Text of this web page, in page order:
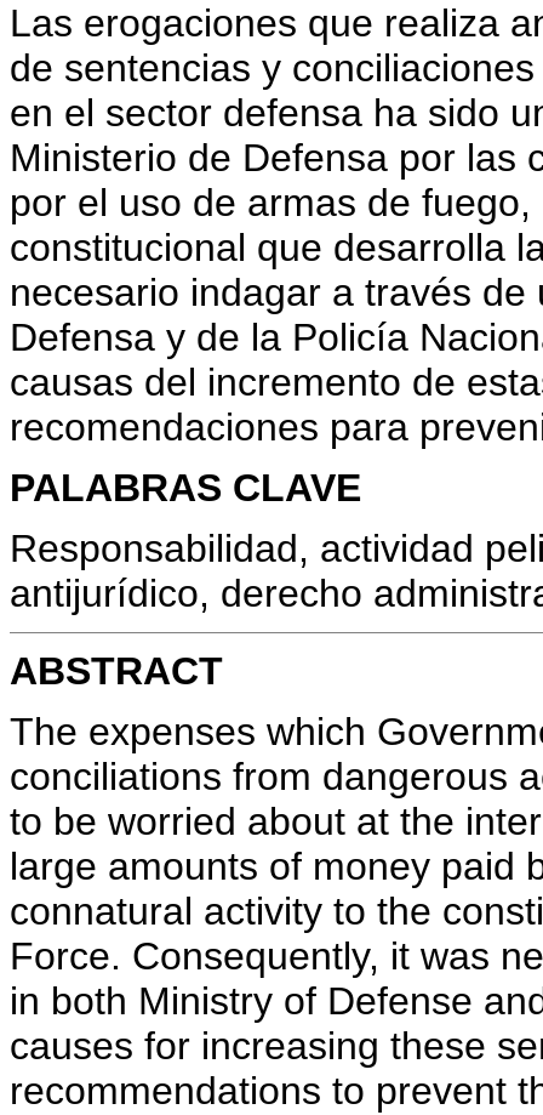
Las erogaciones que realiza
de sentencias y
en el sector defensa ha sido
Ministerio de Defensa por las
por el uso de armas de
constitucional que desarrolla
necesario indagar a través
Defensa y de la Policía
causas del incremento de
recomendaciones para
PALABRAS CLAVE
Responsabilidad, actividad
antijurídico, derecho
ABSTRACT
The expenses which
conciliations from dangerous
to be worried about at the
large amounts of money paid
connatural activity to the
Force. Consequently, it was
in both Ministry of Defense
causes for increasing these
recommendations to prevent